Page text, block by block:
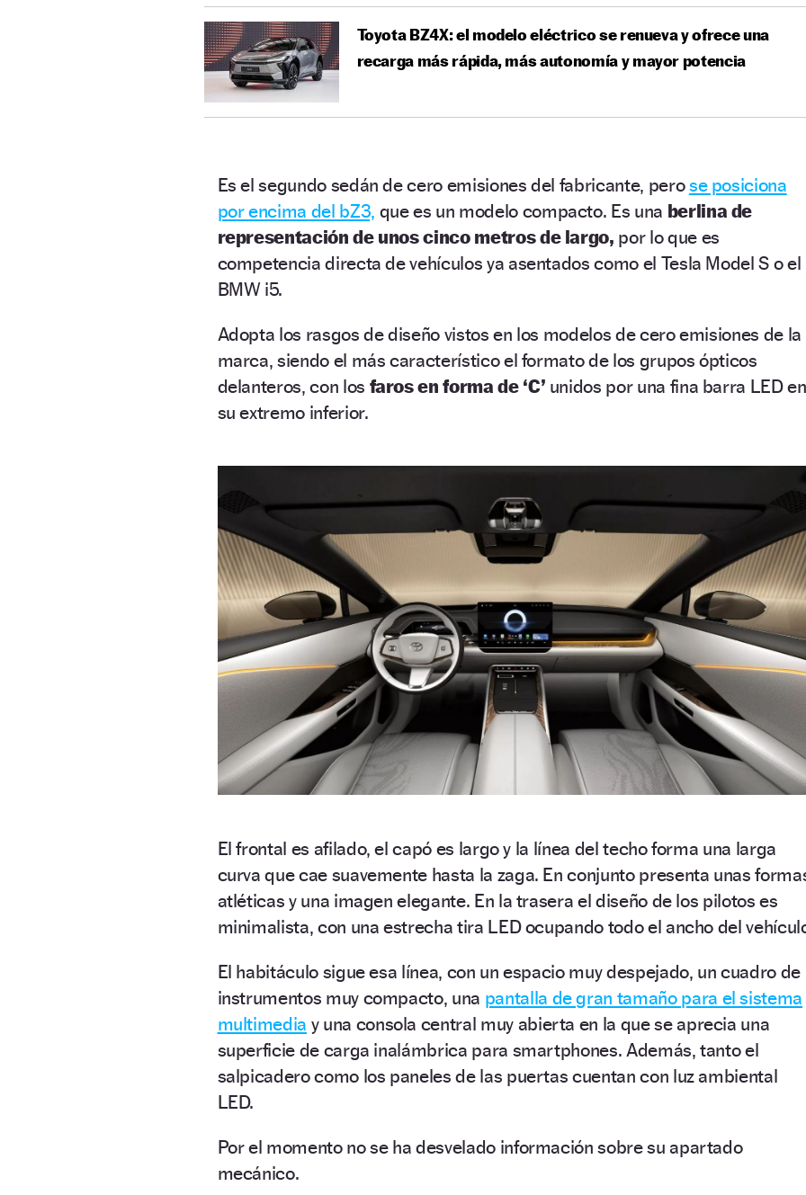
Toyota BZ4X: el modelo eléctrico se renueva y ofrece una
recarga más rápida, más autonomía y mayor potencia
Es el segundo sedán de cero emisiones del fabricante, perose posiciona
por encima del bZ3, que es un modelo compacto. Es una berlina de
representación de unos cinco metros de largo, por lo que es
competencia directa de vehículos ya asentados como el Tesla Model S o el
BMW i5.
Adopta los rasgos de diseño vistos en los modelos de cero emisiones de la
marca, siendo el más característico el formato de los grupos ópticos
delanteros, con los faros en forma de ‘C’ unidos por una fina barra LED en
su extremo inferior.
El frontal es afilado, el capó es largo y la línea del techo forma una larga
curva que cae suavemente hasta la zaga. En conjunto presenta unas
atléticas y una imagen elegante. En la trasera el diseño de los pilotos es
minimalista, con una estrecha tira LED ocupando todo el ancho del
El habitáculo sigue esa línea, con un espacio muy despejado, un cuadro de
instrumentos muy compacto, una pantalla de gran tamaño para el sistema
multimedia y una consola central muy abierta en la que se aprecia una
superficie de carga inalámbrica para smartphones. Además, tanto el
salpicadero como los paneles de las puertas cuentan con luz ambiental
LED.
Por el momento no se ha desvelado información sobre su apartado
mecánico.